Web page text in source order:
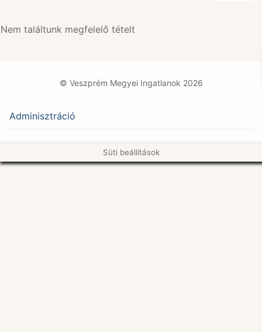
Nem találtunk megfelelő tételt
© Veszprém Megyei Ingatlanok 2026
Adminisztráció
Süti beállítások